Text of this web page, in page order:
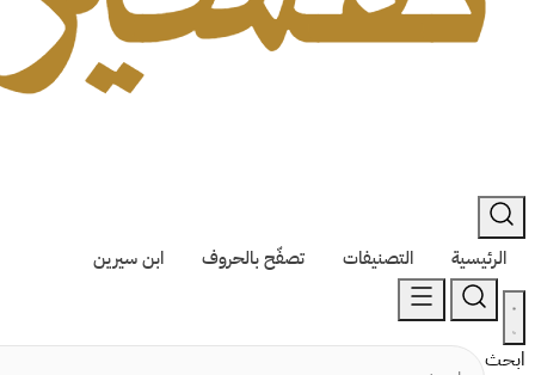
الرئيسية التصنيفات تصفّح بالحروف ابن سيرين
ابحث